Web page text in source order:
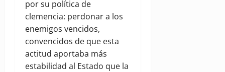
por su política de
clemencia: perdonar a los
enemigos vencidos,
convencidos de que esta
actitud aportaba más
estabilidad al Estado que la